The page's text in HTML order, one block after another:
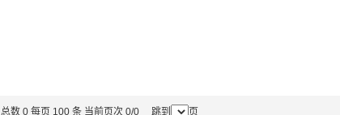
总数 0 每页 100 条 当前页次 0/0 跳到 页